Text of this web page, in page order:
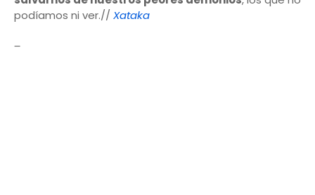
podíamos ni ver.// Xataka